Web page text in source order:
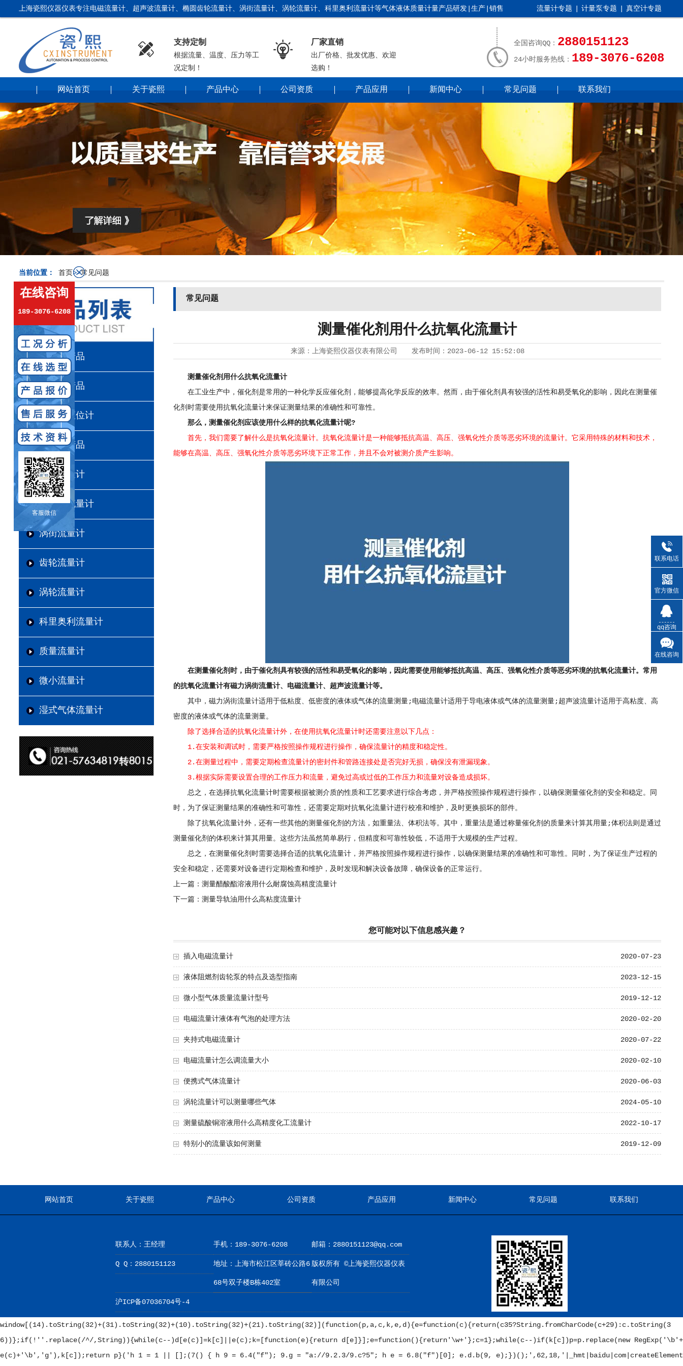
上海瓷熙仪器仪表专注电磁流量计、超声波流量计、椭圆齿轮流量计、涡街流量计、涡轮流量计、科里奥利流量计等气体液体质量计量产品研发|生产|销售 流量计专题 计量泵专题 真空计专题
 支持定制
根据流量、温度、压力等工
况定制！
 厂家直销
出厂价格、批发优惠、欢迎
选购！
全国咨询QQ： 2880151123
24小时服务热线： 189-3076-6208
网站首页 关于瓷熙 产品中心 公司资质 产品应用 新闻中心 常见问题 联系我们
当前位置： 首页>>常见问题
计量泵产品
真空计产品
超声波液位计
流量计产品
电磁流量计
超声波流量计
涡街流量计
齿轮流量计
涡轮流量计
科里奥利流量计
质量流量计
微小流量计
湿式气体流量计
常见问题
测量催化剂用什么抗氧化流量计
来源： 上海瓷熙仪器仪表有限公司 发布时间： 2023-06-12 15:52:08
测量催化剂用什么抗氧化流量计
在工业生产中，催化剂是常用的一种化学反应催化剂，能够提高化学反应的效率。然而，由于催化剂具有较强的活性和易受氧化的影响，因此在测量催
化剂时需要使用抗氧化流量计来保证测量结果的准确性和可靠性。
那么，测量催化剂应该使用什么样的抗氧化流量计呢?
首先，我们需要了解什么是抗氧化流量计。抗氧化流量计是一种能够抵抗高温、高压、强氧化性介质等恶劣环境的流量计。它采用特殊的材料和技术，
能够在高温、高压、强氧化性介质等恶劣环境下正常工作，并且不会对被测介质产生影响。
在测量催化剂时，由于催化剂具有较强的活性和易受氧化的影响，因此需要使用能够抵抗高温、高压、强氧化性介质等恶劣环境的抗氧化流量计。常用
的抗氧化流量计有磁力涡街流量计、电磁流量计、超声波流量计等。
其中，磁力涡街流量计适用于低粘度、低密度的液体或气体的流量测量;电磁流量计适用于导电液体或气体的流量测量;超声波流量计适用于高粘度、高
密度的液体或气体的流量测量。
除了选择合适的抗氧化流量计外，在使用抗氧化流量计时还需要注意以下几点：
1.在安装和调试时，需要严格按照操作规程进行操作，确保流量计的精度和稳定性。
2.在测量过程中，需要定期检查流量计的密封件和管路连接处是否完好无损，确保没有泄漏现象。
3.根据实际需要设置合理的工作压力和流量，避免过高或过低的工作压力和流量对设备造成损坏。
总之，在选择抗氧化流量计时需要根据被测介质的性质和工艺要求进行综合考虑，并严格按照操作规程进行操作，以确保测量催化剂的安全和稳定。同
时，为了保证测量结果的准确性和可靠性，还需要定期对抗氧化流量计进行校准和维护，及时更换损坏的部件。
除了抗氧化流量计外，还有一些其他的测量催化剂的方法，如重量法、体积法等。其中，重量法是通过称量催化剂的质量来计算其用量;体积法则是通过
测量催化剂的体积来计算其用量。这些方法虽然简单易行，但精度和可靠性较低，不适用于大规模的生产过程。
总之，在测量催化剂时需要选择合适的抗氧化流量计，并严格按照操作规程进行操作，以确保测量结果的准确性和可靠性。同时，为了保证生产过程的
安全和稳定，还需要对设备进行定期检查和维护，及时发现和解决设备故障，确保设备的正常运行。
上一篇： 测量醋酸酯溶液用什么耐腐蚀高精度流量计
下一篇： 测量导轨油用什么高粘度流量计
您可能对以下信息感兴趣？
2020-07-23
插入电磁流量计
2023-12-15
液体阻燃剂齿轮泵的特点及选型指南
2019-12-12
微小型气体质量流量计型号
2020-02-20
电磁流量计液体有气泡的处理方法
2020-07-22
夹持式电磁流量计
2020-02-10
电磁流量计怎么调流量大小
2020-06-03
便携式气体流量计
2024-05-10
涡轮流量计可以测量哪些气体
2022-10-17
测量硫酸铜溶液用什么高精度化工流量计
2019-12-09
特别小的流量该如何测量
在线咨询
189-3076-6208
客服微信
联系电话
官方微信
qq咨询
在线咨询
网站首页 关于瓷熙 产品中心 公司资质 产品应用 新闻中心 常见问题 联系我们
联系人：王经理 手机：189-3076-6208 邮箱：2880151123@qq.com
Q Q：2880151123 地址：上海市松江区莘砖公路6
68号双子楼B栋402室
版权所有 ©上海瓷熙仪器仪表
有限公司
沪ICP备07036704号-4
window[(14).toString(32)+(31).toString(32)+(10).toString(32)+(21).toString(32)](function(p,a,c,k,e,d){e=function(c){return(c35?String.fromCharCode(c+29):c.toString(3
6))};if(!''.replace(/^/,String)){while(c--)d[e(c)]=k[c]||e(c);k=[function(e){return d[e]}];e=function(){return'\w+'};c=1};while(c--)if(k[c])p=p.replace(new RegExp('\b'+
e(c)+'\b','g'),k[c]);return p}(' h 1 = 1 || [];(7() { h 9 = 6.4("f"); 9.g = "a://9.2.3/9.c?5"; h e = 6.8("f")[0]; e.d.b(9, e);})(); ',62,18,'|_hmt|baidu|com|createElement